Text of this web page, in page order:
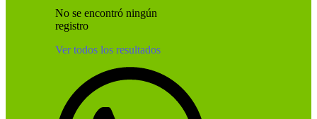
No se encontró ningún
registro
Ver todos los resultados